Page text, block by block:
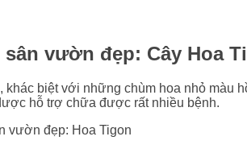
sân vườn đẹp: Cây Hoa
khác biệt với những chùm hoa nhỏ màu
hỗ trợ chữa được rất nhiều bệnh.